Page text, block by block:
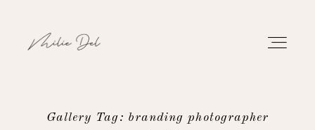
Gallery Tag: branding photographer